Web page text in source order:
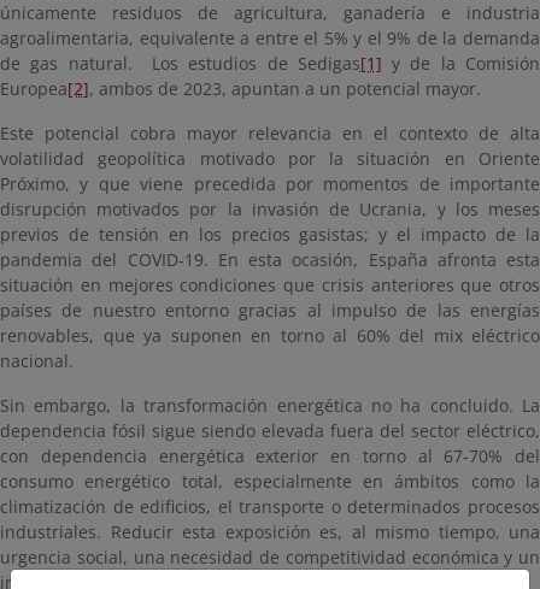
únicamente residuos de agricultura, ganadería e industria
agroalimentaria, equivalente a entre el 5% y el 9% de la demanda
de gas natural. Los estudios de Sedigas[1] y de la Comisión
Europea[2], ambos de 2023, apuntan a un potencial mayor.
Este potencial cobra mayor relevancia en el contexto de alta
volatilidad geopolítica motivado por la situación en Oriente
Próximo, y que viene precedida por momentos de importante
disrupción motivados por la invasión de Ucrania, y los meses
previos de tensión en los precios gasistas; y el impacto de la
pandemia del COVID-19. En esta ocasión, España afronta esta
situación en mejores condiciones que crisis anteriores que otros
países de nuestro entorno gracias al impulso de las energías
renovables, que ya suponen en torno al 60% del mix eléctrico
nacional.
Sin embargo, la transformación energética no ha concluido. La
dependencia fósil sigue siendo elevada fuera del sector eléctrico,
con dependencia energética exterior en torno al 67-70% del
consumo energético total, especialmente en ámbitos como la
climatización de edificios, el transporte o determinados procesos
industriales. Reducir esta exposición es, al mismo tiempo, una
urgencia social, una necesidad de competitividad económica y un
imperativo de seguridad nacional.